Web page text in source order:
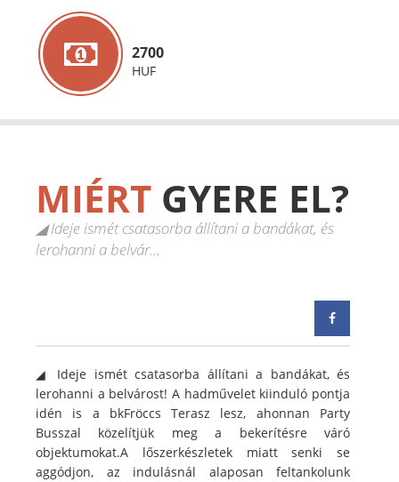
2700
HUF
MIÉRT GYERE EL?
◢ Ideje ismét csatasorba állítani a bandákat, és
lerohanni a belvár...
◢ Ideje ismét csatasorba állítani a bandákat, és
lerohanni a belvárost! A hadművelet kiinduló pontja
idén is a bkFröccs Terasz lesz, ahonnan Party
Busszal közelítjük meg a bekerítésre váró
objektumokat.A lőszerkészletek miatt senki se
aggódjon, az indulásnál alaposan feltankolunk